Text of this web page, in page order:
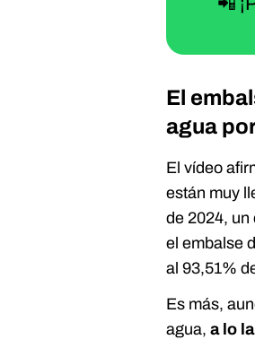
El
agua
El vídeo
están muy
de 2024, un
el embalse
al 93,51%
Es más,
agua,a lo